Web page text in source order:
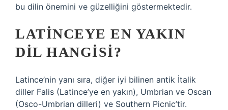
bu dilin önemini ve güzelliğini göstermektedir.
LATINCEYE EN YAKIN
DIL HANGISI?
Latince’nin yanı sıra, diğer iyi bilinen antik İtalik
diller Falis (Latince’ye en yakın), Umbrian ve Oscan
(Osco-Umbrian dilleri) ve Southern Picnic’tir.